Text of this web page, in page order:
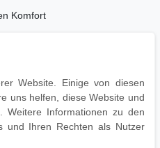
Komfort
Baumwolltuch abwischen
Aufsatz absaugen
mit lauwarmem Wasser
Website. Einige von diesen
uns helfen, diese Website und
Weitere Informationen zu den
und Ihren Rechten als Nutzer